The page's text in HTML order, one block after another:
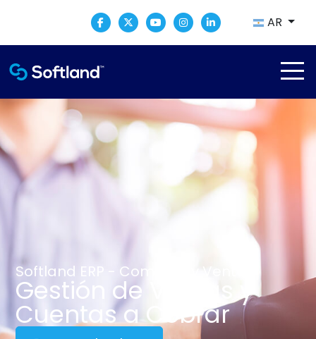
AR
Softland ERP - Compras y Ventas
Gestión de Ventas y
Cuentas a Cobrar